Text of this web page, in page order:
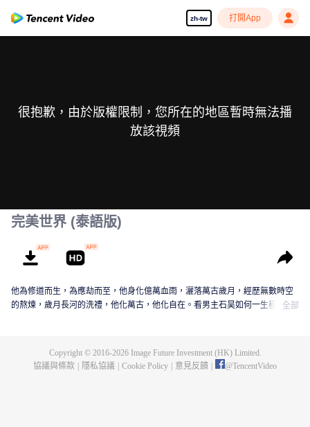
zh-tw 打開App
很抱歉，由於版權限制，您所在的地區暫時無法播
放該視頻
完美世界 (泰語版)
他為修道而生，為應劫而至，他身化億萬血雨，灑落萬古歲月，經歷無數時空
的熬煉，歲月長河的洗禮，他化萬古，他化自在。看男主石昊如何一生極致輝
全部
Copyright © 2016-2026Image Future Investment (HK) Limited.
協議與條款
隱私協議 Cookie Policy 意見反饋 @TencentVideo